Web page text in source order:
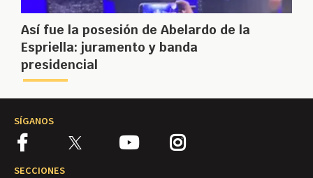
Así fue la posesión de Abelardo de la
Espriella: juramento y banda
presidencial
SÍGANOS
SECCIONES